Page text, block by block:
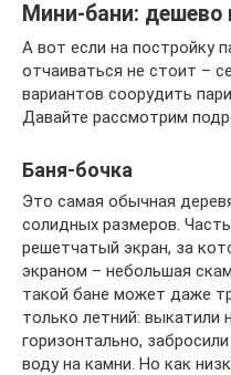
Мини-бани: дешево
А вот если на постройку
отчаиваться не стоит –
вариантов соорудить
Давайте рассмотрим
Баня-бочка
Это самая обычная
солидных размеров.
решетчатый экран, за
экраном – небольшая
такой бане может даже
только летний: выкатили
горизонтально,
воду на камни. Но как